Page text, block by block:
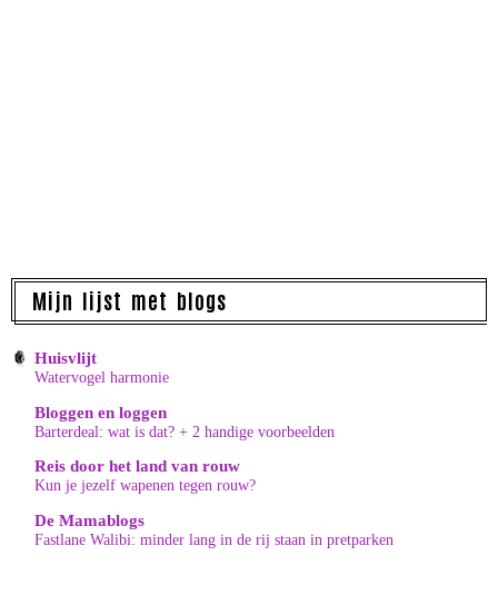
Mijn lijst met blogs
Huisvlijt
Watervogel harmonie
Bloggen en loggen
Barterdeal: wat is dat? + 2 handige voorbeelden
Reis door het land van rouw
Kun je jezelf wapenen tegen rouw?
De Mamablogs
Fastlane Walibi: minder lang in de rij staan in pretparken